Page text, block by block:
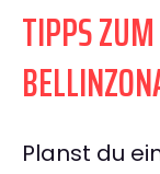
TIPPS
Planst du